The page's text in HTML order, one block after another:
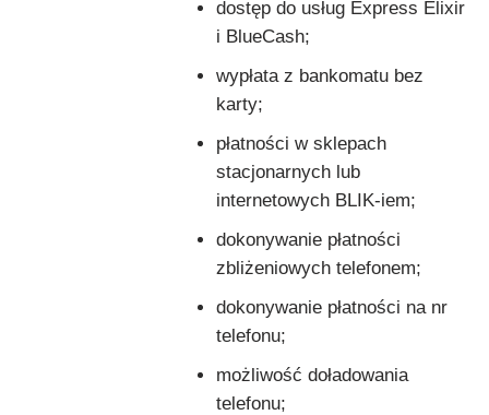
dostęp do usług Express Elixir
i BlueCash;
wypłata z bankomatu bez
karty;
płatności w sklepach
stacjonarnych lub
internetowych BLIK-iem;
dokonywanie płatności
zbliżeniowych telefonem;
dokonywanie płatności na nr
telefonu;
możliwość doładowania
telefonu;